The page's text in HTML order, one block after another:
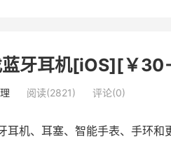
牙耳机[iOS][￥
阅读(2821) 评论(0)
耳机、耳塞、智能手表、手环和